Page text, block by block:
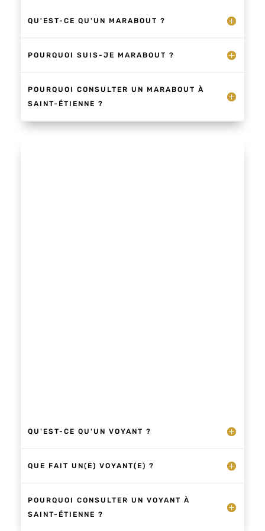
QU'EST-CE QU'UN MARABOUT ?
POURQUOI SUIS-JE MARABOUT ?
POURQUOI CONSULTER UN MARABOUT À
SAINT-ÉTIENNE ?
QU'EST-CE QU'UN VOYANT ?
QUE FAIT UN(E) VOYANT(E) ?
POURQUOI CONSULTER UN VOYANT À
SAINT-ÉTIENNE ?